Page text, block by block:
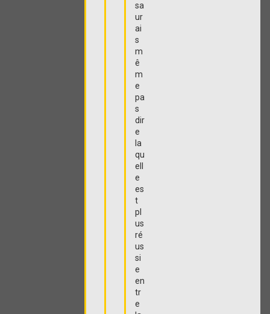
sa
ur
ai
s
m
ê
m
e
pa
s
dir
e
la
qu
ell
e
es
t
pl
us
ré
us
si
e
en
tr
e